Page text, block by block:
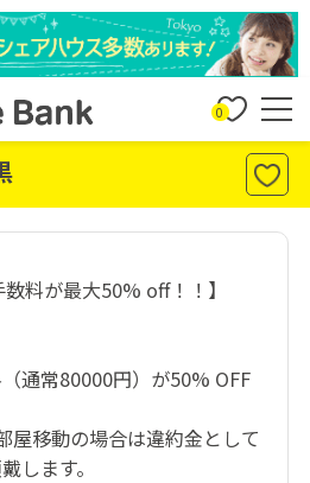
0
数料が最大50% off！！】
通常80000円）が50% OFF
移動の場合は違約金として
します。